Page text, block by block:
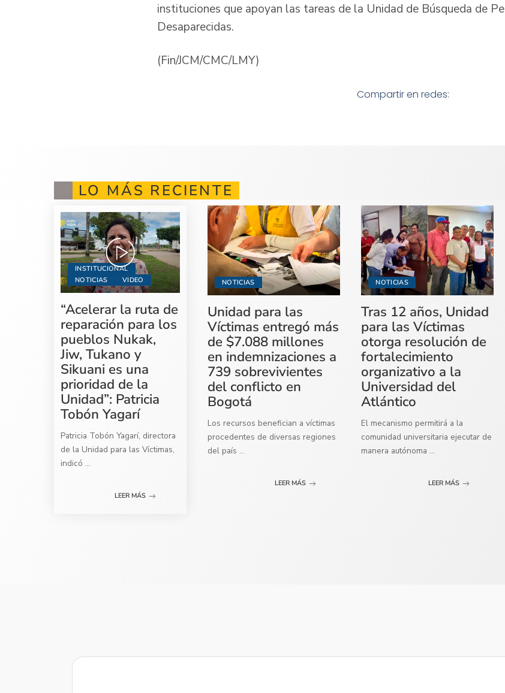
instituciones que apoyan las tareas de la Unidad de Búsqueda de
Desaparecidas.
(Fin/JCM/CMC/LMY)
Compartir en redes:
LO MÁS RECIENTE
INSTITUCIONAL
NOTICIAS
VIDEO
“Acelerar la ruta de
reparación para los
pueblos Nukak,
Jiw, Tukano y
Sikuani es una
prioridad de la
Unidad”: Patricia
Tobón Yagarí
Patricia Tobón Yagarí, directora
de la Unidad para las Víctimas,
indicó ...
LEER MÁS
NOTICIAS
Unidad para las
Víctimas entregó más
de $7.088 millones
en indemnizaciones a
739 sobrevivientes
del conflicto en
Bogotá
Los recursos benefician a víctimas
procedentes de diversas regiones
del país ...
LEER MÁS
NOTICIAS
Tras 12 años, Unidad
para las Víctimas
otorga resolución de
fortalecimiento
organizativo a la
Universidad del
Atlántico
El mecanismo permitirá a la
comunidad universitaria ejecutar de
manera autónoma ...
LEER MÁS